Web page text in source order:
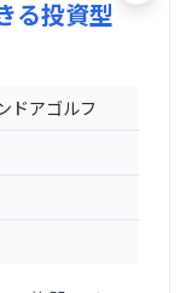
る投資型
ドアゴルフ